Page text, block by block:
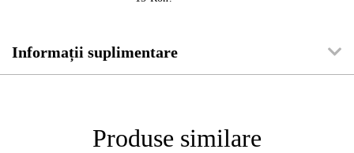
Informații suplimentare
Produse similare